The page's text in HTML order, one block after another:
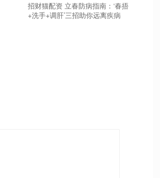
招财猫配资 立春防病指南：‘春捂
+洗手+调肝’三招助你远离疾病